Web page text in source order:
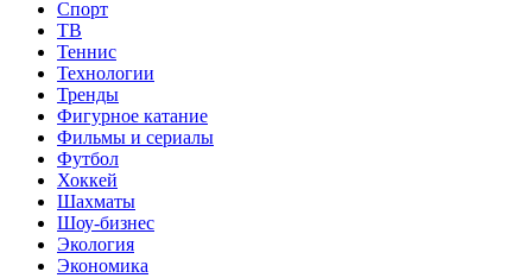
Спорт
ТВ
Теннис
Технологии
Тренды
Фигурное катание
Фильмы и сериалы
Футбол
Хоккей
Шахматы
Шоу-бизнес
Экология
Экономика